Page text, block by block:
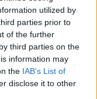
utilized by
parties prior to
of the further
third parties on the
information may
the IAB’s List of
disclose it to other
se ha
desde
allá por el
una
vez que ha